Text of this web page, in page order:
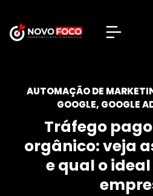
AUTOMAÇÃO DE
GOOGLE, GOOGLE
Tráfego
orgânico: veja
e qual o